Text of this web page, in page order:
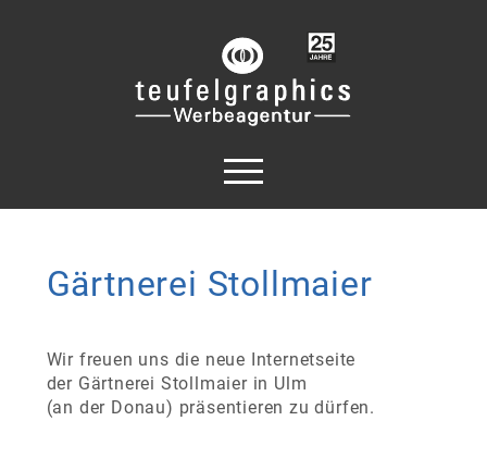
Gärtnerei Stollmaier
Wir freuen uns die neue Internetseite
der Gärtnerei Stollmaier in Ulm
(an der Donau) präsentieren zu dürfen.